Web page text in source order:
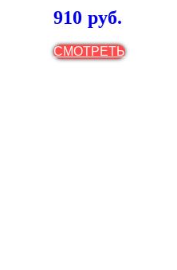
(ВЕНГРИЯ)
910 руб.
СМОТРЕТЬ